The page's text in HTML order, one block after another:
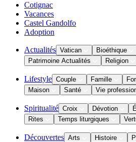
Cotignac
Vacances
Castel Gandolfo
Adoption
Actualités Vatican Bioéthique
Patrimoine Actualités
Religion
Lifestyle Couple Famille
Maison
Santé Vie
Spiritualité Croix Dévotion
Rites
Temps liturgiques
Découvertes Arts Histoire